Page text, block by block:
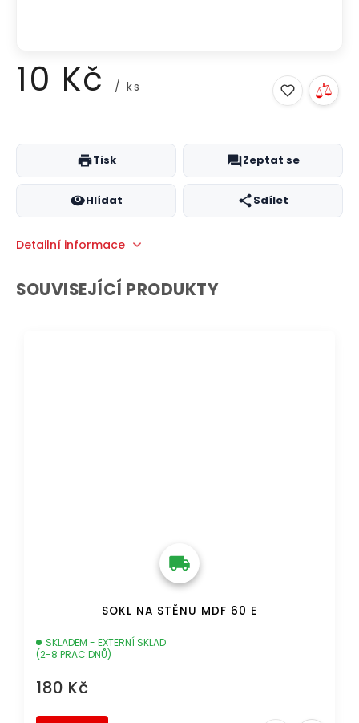
10 Kč / ks
cena:
Tisk Zeptat se
Hlídat Sdílet
Detailní informace
SOUVISEJÍCÍ PRODUKTY
SOKL NA STĚNU MDF 60 E
SKLADEM - EXTERNÍ SKLAD
(2-8 PRAC.DNŮ)
180 Kč